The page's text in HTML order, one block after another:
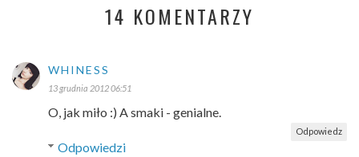
14 KOMENTARZY
WHINESS
13 grudnia 2012 06:51
O, jak miło :) A smaki - genialne.
Odpowiedz
Odpowiedzi